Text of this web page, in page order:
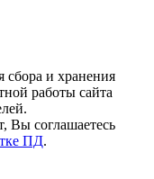
сбора и хранения
работы сайта
Вы соглашаетесь
ПД.